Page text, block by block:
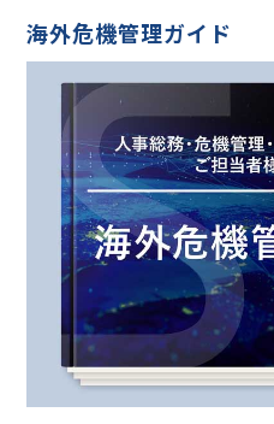
海外危機管理ガイド